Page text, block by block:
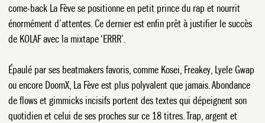
come-back La Fève se positionne en petit prince du rap et nourrit
énormément d’attentes. Ce dernier est enfin prêt à justifier le succès
de KOLAF avec la mixtape ‘ERRR’.
Épaulé par ses beatmakers favoris, comme Kosei, Freakey, Lyele Gwap
ou encore DoomX, La Fève est plus polyvalent que jamais. Abondance
de flows et gimmicks incisifs portent des textes qui dépeignent son
quotidien et celui de ses proches sur ce 18 titres. Trap, argent et